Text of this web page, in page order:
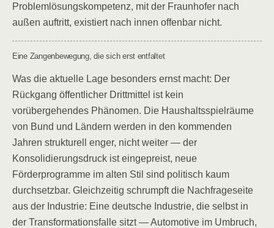
Problemlösungskompetenz, mit der Fraunhofer nach
außen auftritt, existiert nach innen offenbar nicht.
Eine Zangenbewegung, die sich erst entfaltet
Was die aktuelle Lage besonders ernst macht: Der
Rückgang öffentlicher Drittmittel ist kein
vorübergehendes Phänomen. Die Haushaltsspielräume
von Bund und Ländern werden in den kommenden
Jahren strukturell enger, nicht weiter — der
Konsolidierungsdruck ist eingepreist, neue
Förderprogramme im alten Stil sind politisch kaum
durchsetzbar. Gleichzeitig schrumpft die Nachfrageseite
aus der Industrie: Eine deutsche Industrie, die selbst in
der Transformationsfalle sitzt — Automotive im Umbruch,